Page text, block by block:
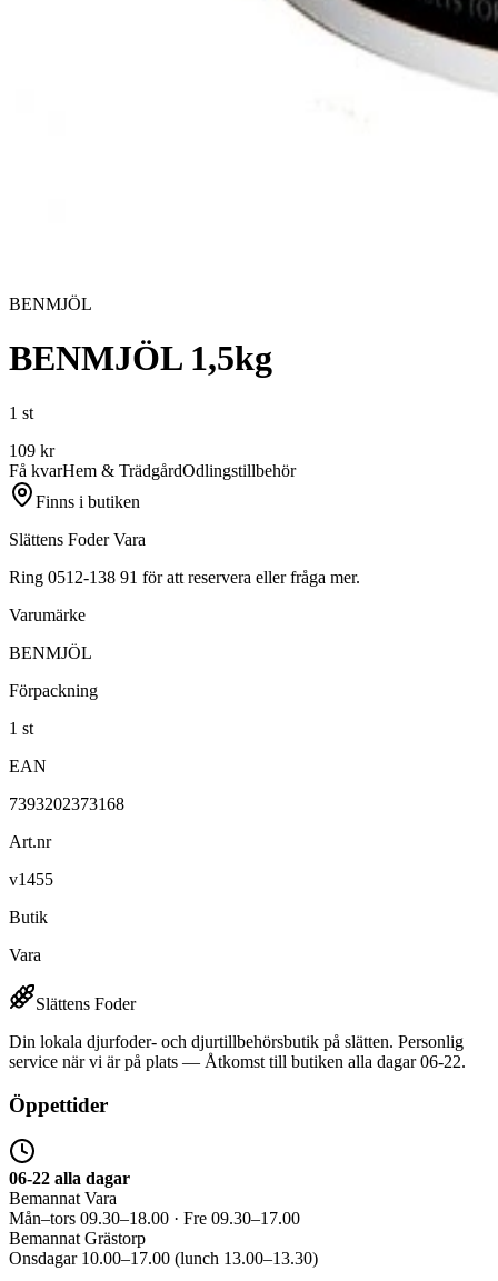
BENMJÖL
BENMJÖL 1,5kg
1 st
109 kr
Få kvarHem & TrädgårdOdlingstillbehör
Finns i butiken
Slättens Foder Vara
Ring 0512-138 91 för att reservera eller fråga mer.
Varumärke
BENMJÖL
Förpackning
1 st
EAN
7393202373168
Art.nr
v1455
Butik
Vara
Slättens Foder
Din lokala djurfoder- och djurtillbehörsbutik på slätten. Personlig
service när vi är på plats — Åtkomst till butiken alla dagar 06-22.
Öppettider
06-22 alla dagar
Bemannat Vara
Mån–tors 09.30–18.00 · Fre 09.30–17.00
Bemannat Grästorp
Onsdagar 10.00–17.00 (lunch 13.00–13.30)